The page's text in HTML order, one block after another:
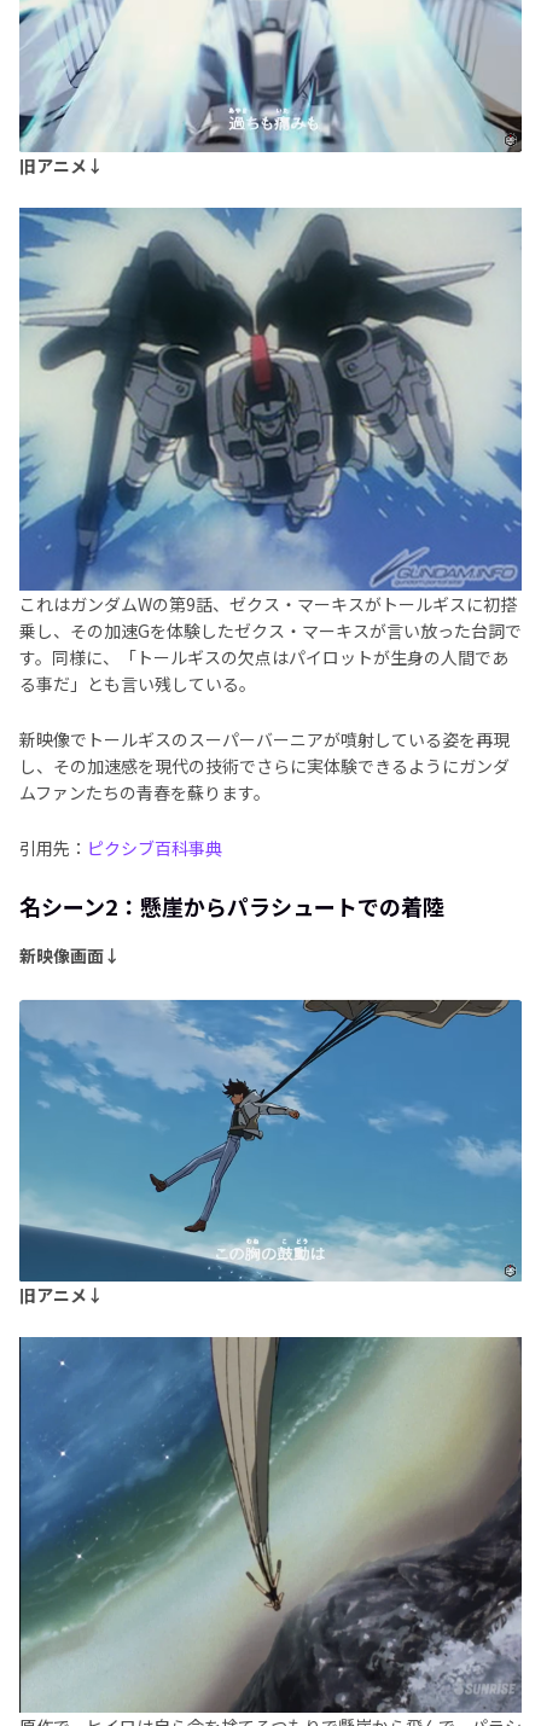
旧アニメ↓
これはガンダムWの第9話、ゼクス・マーキスがトールギスに初搭
乗し、その加速Gを体験したゼクス・マーキスが言い放った台詞で
す。同様に、「トールギスの欠点はパイロットが生身の人間であ
る事だ」とも言い残している。
新映像でトールギスのスーパーバーニアが噴射している姿を再現
し、その加速感を現代の技術でさらに実体験できるようにガンダ
ムファンたちの青春を蘇ります。
引用先： ピクシブ百科事典
名シーン2：懸崖からパラシュートでの着陸
新映像画面↓
旧アニメ↓